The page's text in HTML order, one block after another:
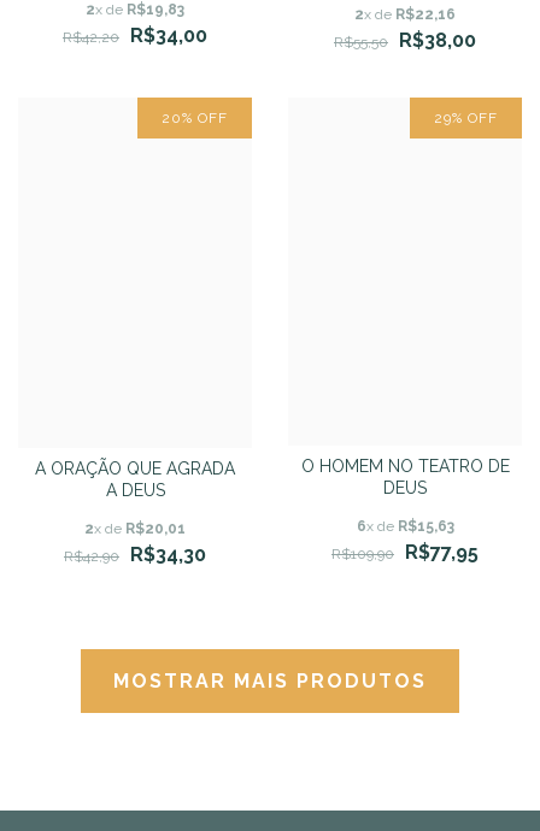
2x de R$19,83
R$42,20
R$34,00
2x de R$22,16
R$55,50
R$38,00
20% OFF
A ORAÇÃO QUE AGRADA
A DEUS
2x de R$20,01
R$42,90
R$34,30
29% OFF
O HOMEM NO TEATRO DE
DEUS
6x de R$15,63
R$109,90
R$77,95
MOSTRAR MAIS PRODUTOS